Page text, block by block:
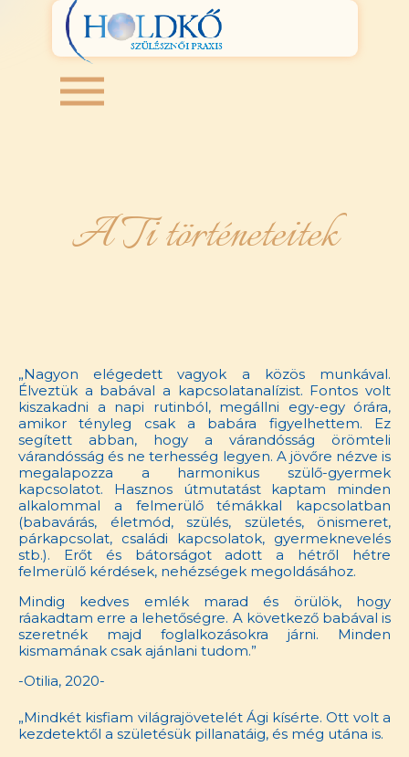
A Ti történeteitek
„Nagyon elégedett vagyok a közös munkával.
Élveztük a babával a kapcsolatanalízist. Fontos volt
kiszakadni a napi rutinból, megállni egy-egy órára,
amikor tényleg csak a babára figyelhettem. Ez
segített abban, hogy a várandósság örömteli
várandósság és ne terhesség legyen. A jövőre nézve is
megalapozza a harmonikus szülő-gyermek
kapcsolatot. Hasznos útmutatást kaptam minden
alkalommal a felmerülő témákkal kapcsolatban
(babavárás, életmód, szülés, születés, önismeret,
párkapcsolat, családi kapcsolatok, gyermeknevelés
stb.). Erőt és bátorságot adott a hétről hétre
felmerülő kérdések, nehézségek megoldásához.
Mindig kedves emlék marad és örülök, hogy
ráakadtam erre a lehetőségre. A következő babával is
szeretnék majd foglalkozásokra járni. Minden
kismamának csak ajánlani tudom.”
-Otilia, 2020-
„Mindkét kisfiam világrajövetelét Ági kísérte. Ott volt a
kezdetektől a születésük pillanatáig, és még utána is.